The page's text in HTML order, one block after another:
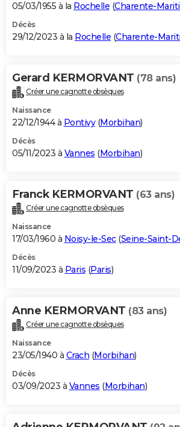
05/03/1955 à la Rochelle (Charente-
Décès
29/12/2023 à la Rochelle (Charente-
Gerard KERMORVANT (78 ans)
Créer une cagnotte obsèques
Naissance
22/12/1944 à Pontivy(Morbihan)
Décès
05/11/2023 à Vannes (Morbihan)
Franck KERMORVANT (63 ans)
Créer une cagnotte obsèques
Naissance
17/03/1960 à Noisy-le-Sec(Seine-Saint-
Décès
11/09/2023 à Paris (Paris)
Anne KERMORVANT (83 ans)
Créer une cagnotte obsèques
Naissance
23/05/1940 à Crach (Morbihan)
Décès
03/09/2023 à Vannes (Morbihan)